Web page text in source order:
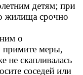
детям; при
жилища срочно
о
примите меры,
не скапливалась
соседей или